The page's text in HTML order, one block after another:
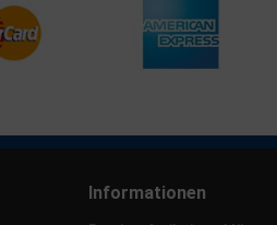
Informationen